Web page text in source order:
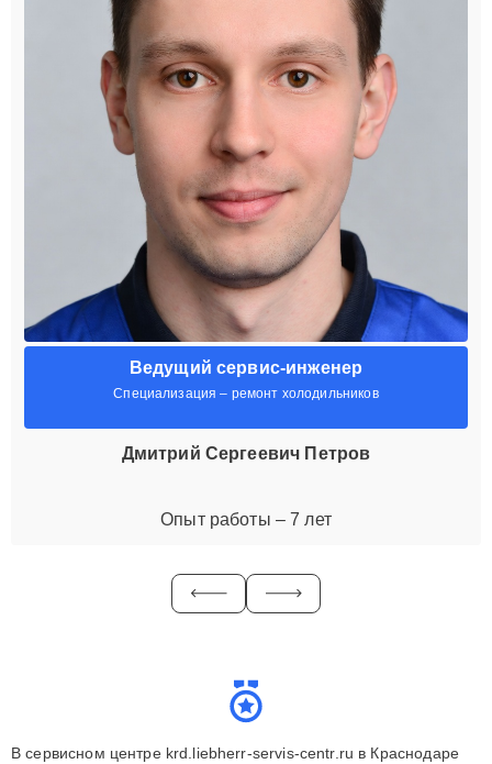
Ведущий сервис-инженер
Специализация – ремонт холодильников
Дмитрий Сергеевич Петров
Опыт работы – 7 лет
В сервисном центре krd.liebherr-servis-centr.ru в Краснодаре